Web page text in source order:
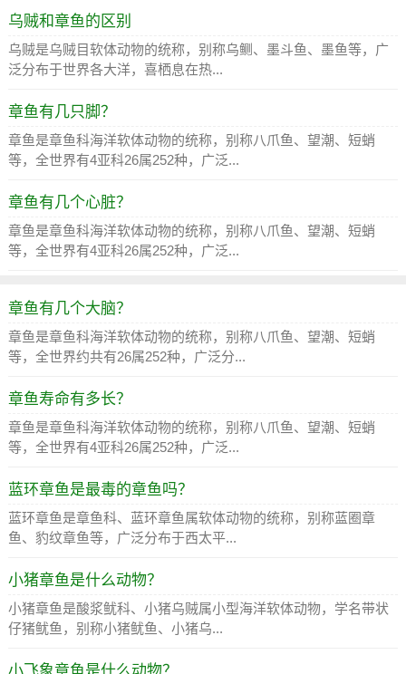
乌贼和章鱼的区别
乌贼是乌贼目软体动物的统称，别称乌鲗、墨斗鱼、墨鱼等，广
泛分布于世界各大洋，喜栖息在热...
章鱼有几只脚？
章鱼是章鱼科海洋软体动物的统称，别称八爪鱼、望潮、短蛸
等，全世界有4亚科26属252种，广泛...
章鱼有几个心脏？
章鱼是章鱼科海洋软体动物的统称，别称八爪鱼、望潮、短蛸
等，全世界有4亚科26属252种，广泛...
章鱼有几个大脑？
章鱼是章鱼科海洋软体动物的统称，别称八爪鱼、望潮、短蛸
等，全世界约共有26属252种，广泛分...
章鱼寿命有多长？
章鱼是章鱼科海洋软体动物的统称，别称八爪鱼、望潮、短蛸
等，全世界有4亚科26属252种，广泛...
蓝环章鱼是最毒的章鱼吗？
蓝环章鱼是章鱼科、蓝环章鱼属软体动物的统称，别称蓝圈章
鱼、豹纹章鱼等，广泛分布于西太平...
小猪章鱼是什么动物？
小猪章鱼是酸浆鱿科、小猪乌贼属小型海洋软体动物，学名带状
仔猪鱿鱼，别称小猪鱿鱼、小猪乌...